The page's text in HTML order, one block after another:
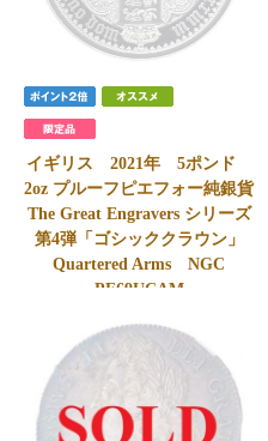
イギリス 2021年 5ポンド
2oz プルーフピエフォー純銀貨
The Great Engravers シリーズ
第4弾「ゴシッククラウン」
Quartered Arms NGC
PF69UCAM